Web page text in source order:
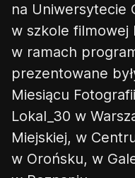
na Uniwersytecie
w szkole filmowej
w ramach
prezentowane
Miesiącu
Lokal_30 w
Miejskiej, w
w Orońsku, w